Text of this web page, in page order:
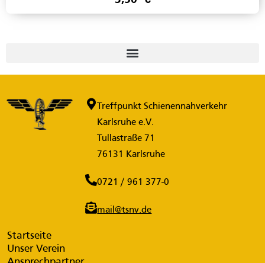
Treffpunkt Schienennahverkehr
Karlsruhe e.V.
Tullastraße 71
76131 Karlsruhe
0721 / 961 377-0
mail@tsnv.de
Startseite
Unser Verein